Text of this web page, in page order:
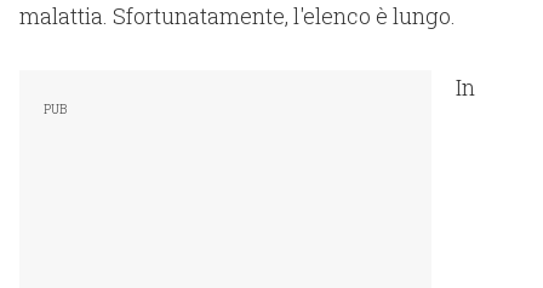
malattia. Sfortunatamente, l'elenco è lungo.
In